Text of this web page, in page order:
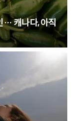
… 캐나다, 아직